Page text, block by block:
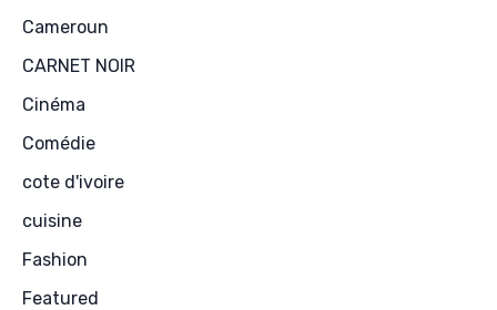
Cameroun
CARNET NOIR
Cinéma
Comédie
cote d'ivoire
cuisine
Fashion
Featured